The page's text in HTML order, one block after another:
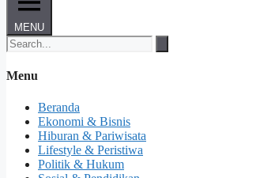
MENU
Menu
Beranda
Ekonomi & Bisnis
Hiburan & Pariwisata
Lifestyle & Peristiwa
Politik & Hukum